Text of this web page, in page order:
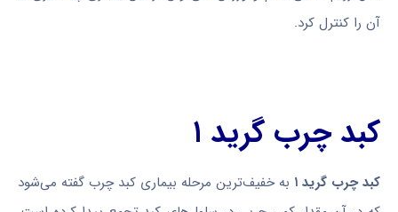
آن را کنترل کرد.
کبد چرب گرید ۱
کبد چرب گرید ۱
به خفیف‌ترین مرحله بیماری کبد چرب گفته می‌شود